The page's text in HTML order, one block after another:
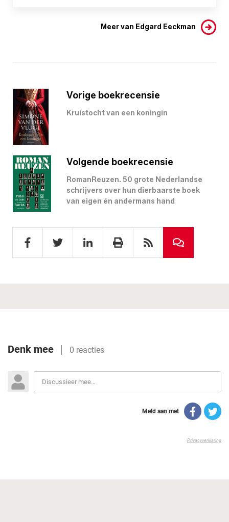
Meer van Edgard Eeckman
Vorige boekrecensie
Kruistocht van een koningin
Volgende boekrecensie
RomanReuzen. 50 grote Nederlandse
schrijvers over hun dierbaarste boek
van eigen én andermans hand